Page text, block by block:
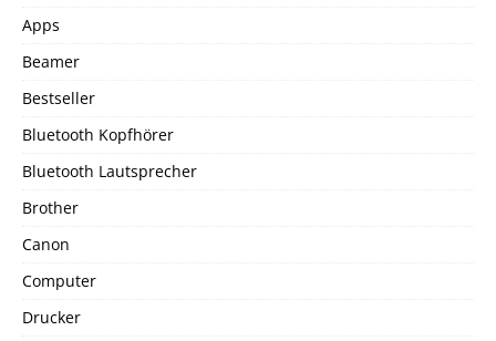
Apps
Beamer
Bestseller
Bluetooth Kopfhörer
Bluetooth Lautsprecher
Brother
Canon
Computer
Drucker